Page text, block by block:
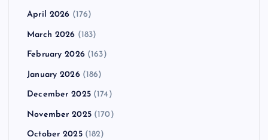
April 2026 (176)
March 2026 (183)
February 2026(163)
January 2026(186)
December 2025(174)
November 2025(170)
October 2025(182)